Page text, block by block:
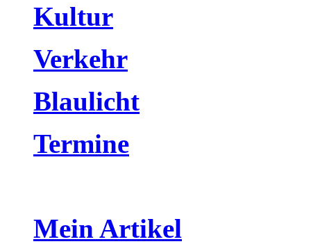
Kultur
Verkehr
Blaulicht
Termine
Mein Artikel